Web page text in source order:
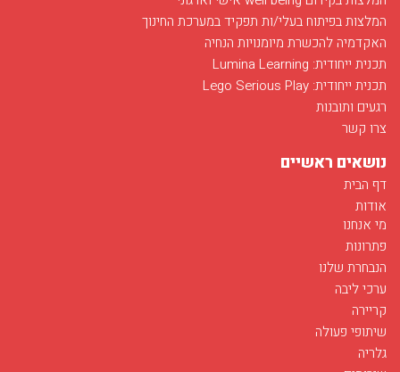
המלצות בפיתוח בעלי/ות תפקיד במערכת החינוך
האקדמיה להכשרת מיומנויות הנחיה
תכנית ייחודית: Lumina Learning
תכנית ייחודית: Lego Serious Play
רגעים ותובנות
צרו קשר
נושאים ראשיים
דף הבית
אודות
מי אנחנו
פתרונות
הנבחרת שלנו
ערכי ליבה
קריירה
שיתופי פעולה
גלריה